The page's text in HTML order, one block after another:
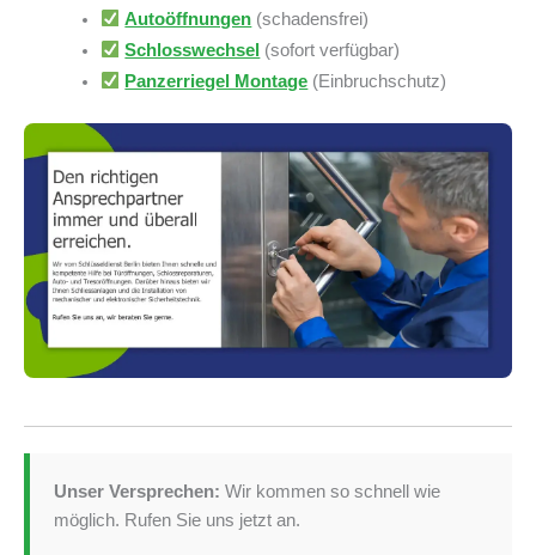
Autoöffnungen (schadensfrei)
Schlosswechsel (sofort verfügbar)
Panzerriegel Montage (Einbruchschutz)
Unser Versprechen: Wir kommen so schnell wie
möglich. Rufen Sie uns jetzt an.